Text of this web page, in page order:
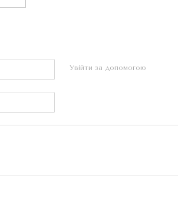
Увійти за допомогою